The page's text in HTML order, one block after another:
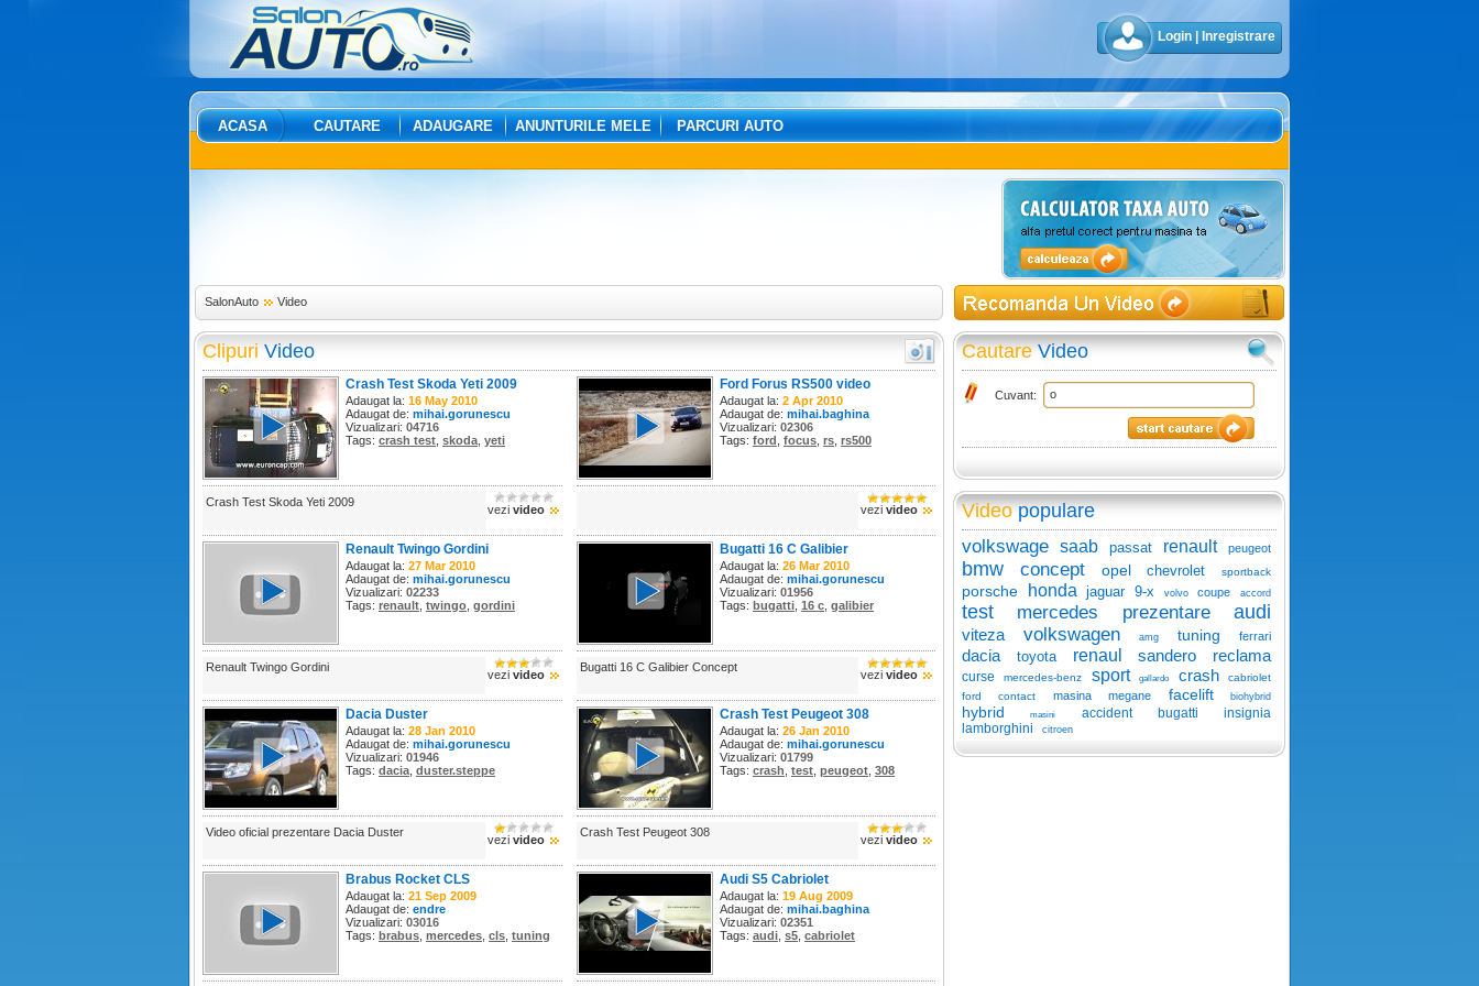
Login Inregistrare
ACASA CAUTARE ADAUGARE ANUNTURILE MELE PARCURI AUTO
SalonAuto Video
Clipuri Video
Crash Test Skoda Yeti 2009
Adaugat la: 16 May 2010
Adaugat de: mihai.gorunescu
Vizualizari: 04716
Tags: crash test skoda yeti
Crash Test Skoda Yeti 2009
vezi video
Ford Forus RS500 video
Adaugat la: 2 Apr 2010
Adaugat de: mihai.baghina
Vizualizari: 02306
Tags: ford focus rs rs500
vezi video
Renault Twingo Gordini
Adaugat la: 27 Mar 2010
Adaugat de: mihai.gorunescu
Vizualizari: 02233
Tags: renault twingo gordini
Renault Twingo Gordini
vezi video
Bugatti 16 C Galibier
Adaugat la: 26 Mar 2010
Adaugat de: mihai.gorunescu
Vizualizari: 01956
Tags: bugatti 16 c galibier
Bugatti 16 C Galibier Concept
vezi video
Dacia Duster
Adaugat la: 28 Jan 2010
Adaugat de: mihai.gorunescu
Vizualizari: 01946
Tags: dacia duster.steppe
Video oficial prezentare Dacia Duster
vezi video
Crash Test Peugeot 308
Adaugat la: 26 Jan 2010
Adaugat de: mihai.gorunescu
Vizualizari: 01799
Tags: crash test peugeot 308
Crash Test Peugeot 308
vezi video
Brabus Rocket CLS
Adaugat la: 21 Sep 2009
Adaugat de: endre
Vizualizari: 03016
Tags: brabus mercedes cls tuning
Audi S5 Cabriolet
Adaugat la: 19 Aug 2009
Adaugat de: mihai.baghina
Vizualizari: 02351
Tags: audi s5 cabriolet
CautareVideo
Cuvant:
Videopopulare
volkswage saab passat renault peugeot
bmw concept opel chevrolet sportback
porsche honda jaguar 9-x volvo coupe accord
test mercedes prezentare audi
viteza volkswagen amg tuning ferrari
dacia toyota renaul sandero reclama
curse mercedes-benz sport gallardo crash
cabriolet
ford
contact masina megane facelift biohybrid
hybrid masini accident bugatti
insignia
lamborghini
citroen